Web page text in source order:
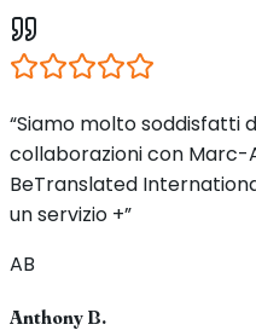
“Siamo molto soddisfatti
collaborazioni con Marc-
BeTranslated
un servizio +”
AB
Anthony B.